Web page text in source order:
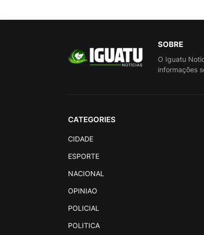
SOBRE
O Iguatu
informações
CATEGORIES
CIDADE
ESPORTE
NACIONAL
OPINIAO
POLICIAL
POLITICA